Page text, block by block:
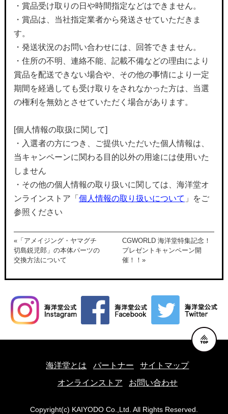
・賞品受け取りの日や時間指定などはできません。
・賞品は、当社指定業者から発送させていただきま
す。
・発送状況のお問い合わせには、回答できません。
・住所の不明、連絡不能、記載不備などの理由により
賞品を配送できない場合や、その他の事情により一定
期間を経過しても受け取りをされなかった方は、当選
の権利を無効とさせていただく場合があります。
[個人情報の取扱に関して]
・入選者の方につき、ご提供いただいた個人情報は、
当キャンペーンに関わる目的以外の用途には使用いた
しません
・その他の個人情報の取り扱いに関しては、海洋堂オ
ンラインストア「 個人情報の取り扱いについて 」をご
参照ください
«「アメイジング・ヤマグチ
切島鋭児郎」の本体パーツの
交換方法について
CGWORLD 海洋堂特集記念！
プレゼントキャンペーン開
催！！»
海洋堂とは パートナー
サイトマップ
オンラインストア
お問い合わせ
Copyright(c) KAIYODO Co.,Ltd. All Rights Reserved.